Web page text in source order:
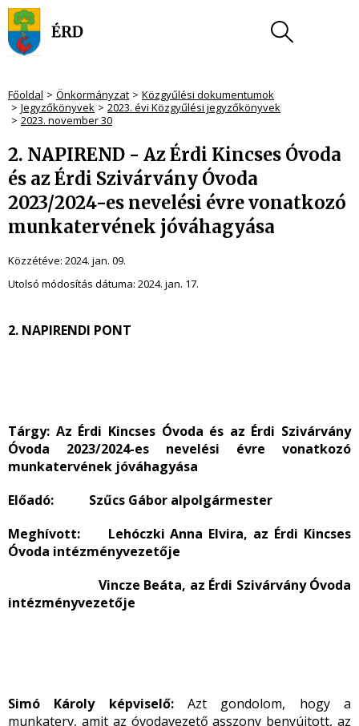
Főoldal Önkormányzat
Közgyűlési dokumentumok
Jegyzőkönyvek
2023. évi Közgyűlési jegyzőkönyvek
2023. november 30
2. NAPIREND - Az Érdi Kincses Óvoda
és az Érdi Szivárvány Óvoda
2023/2024-es nevelési évre vonatkozó
munkatervének jóváhagyása
Közzétéve: 2024. jan. 09.
Utolsó módosítás dátuma: 2024. jan. 17.
2. NAPIRENDI PONT
Tárgy: Az Érdi Kincses Óvoda és az Érdi Szivárvány
Óvoda 2023/2024-es nevelési évre vonatkozó
munkatervének jóváhagyása
Előadó: Szűcs Gábor alpolgármester
Meghívott: Lehóczki Anna Elvira, az Érdi Kincses
Óvoda intézményvezetője
Vincze Beáta, az Érdi Szivárvány Óvoda
intézményvezetője
Simó Károly képviselő: Azt gondolom, hogy a
munkaterv, amit az óvodavezető asszony benyújtott, az